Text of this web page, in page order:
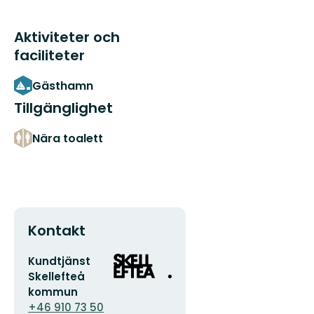
Aktiviteter och
faciliteter
Gästhamn
Tillgänglighet
Nära toalett
Kontakt
E-
postadress
Kundtjänst
Skellefteå
kommun
+46 910 73 50
Organisationens
logotyp